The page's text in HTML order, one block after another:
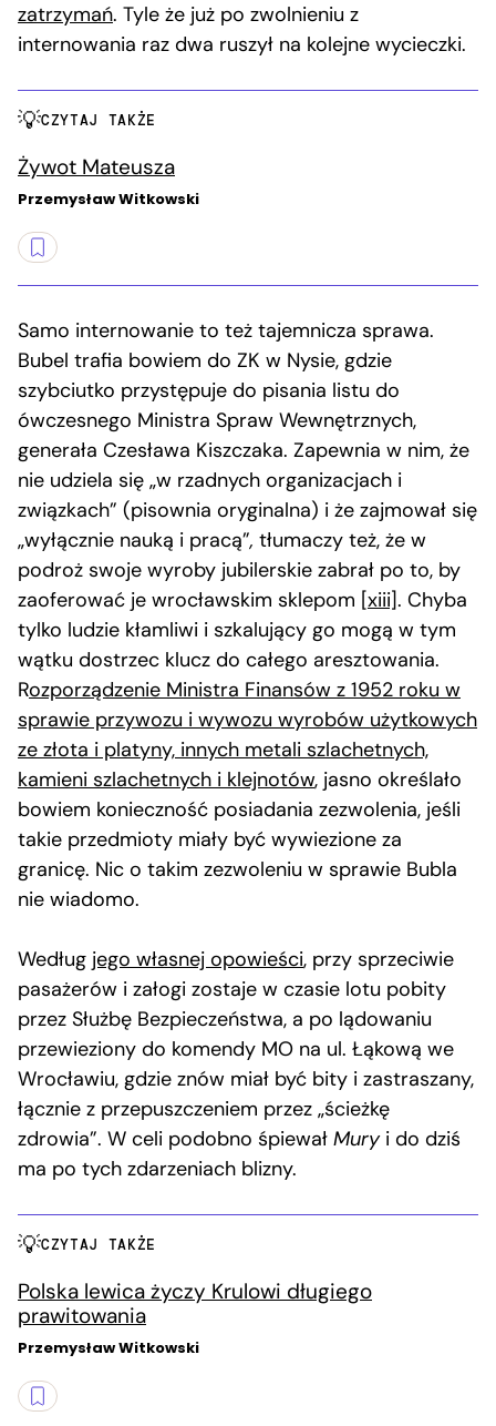
zatrzymań. Tyle że już po zwolnieniu z
internowania raz dwa ruszył na kolejne wycieczki.
CZYTAJ TAKŻE
Żywot Mateusza
Przemysław Witkowski
Samo internowanie to też tajemnicza sprawa.
Bubel trafia bowiem do ZK w Nysie, gdzie
szybciutko przystępuje do pisania listu do
ówczesnego Ministra Spraw Wewnętrznych,
generała Czesława Kiszczaka. Zapewnia w nim, że
nie udziela się „w rzadnych organizacjach i
związkach” (pisownia oryginalna) i że zajmował się
„wyłącznie nauką i pracą”, tłumaczy też, że w
podroż swoje wyroby jubilerskie zabrał po to, by
zaoferować je wrocławskim sklepom [xiii]. Chyba
tylko ludzie kłamliwi i szkalujący go mogą w tym
wątku dostrzec klucz do całego aresztowania.
Rozporządzenie Ministra Finansów z 1952 roku w
sprawie przywozu i wywozu wyrobów użytkowych
ze złota i platyny, innych metali szlachetnych,
kamieni szlachetnych i klejnotów, jasno określało
bowiem konieczność posiadania zezwolenia, jeśli
takie przedmioty miały być wywiezione za
granicę. Nic o takim zezwoleniu w sprawie Bubla
nie wiadomo.
Według jego własnej opowieści, przy sprzeciwie
pasażerów i załogi zostaje w czasie lotu pobity
przez Służbę Bezpieczeństwa, a po lądowaniu
przewieziony do komendy MO na ul. Łąkową we
Wrocławiu, gdzie znów miał być bity i zastraszany,
łącznie z przepuszczeniem przez „ścieżkę
zdrowia”. W celi podobno śpiewał Muryi do dziś
ma po tych zdarzeniach blizny.
CZYTAJ TAKŻE
Polska lewica życzy Krulowi długiego
prawitowania
Przemysław Witkowski